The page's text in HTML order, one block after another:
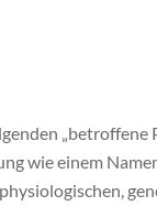
„betroffene
wie einem